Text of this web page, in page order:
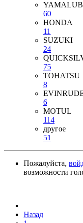
60
HONDA
11
SUZUKI
24
75
TOHATSU
8
6
MOTUL
114
другое
51
Пожалуйста,
возможности
Назад